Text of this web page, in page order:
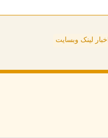
اخبار لینک وبسایت